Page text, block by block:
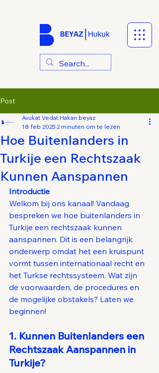
Post
Hoe Buitenlanders in
Turkije een Rechtszaak
Kunnen Aanspannen
Avukat Vedat Hakan beyaz
18 feb 2025 2 minuten om te lezen
Introductie
Welkom bij ons kanaal! Vandaag
bespreken we hoe buitenlanders in
Turkije een rechtszaak kunnen
aanspannen. Dit is een belangrijk
onderwerp omdat het een kruispunt
vormt tussen internationaal recht en
het Turkse rechtssysteem. Wat zijn
de voorwaarden, de procedures en
de mogelijke obstakels? Laten we
beginnen!
1. Kunnen Buitenlanders een
Rechtszaak Aanspannen in
Turkije?